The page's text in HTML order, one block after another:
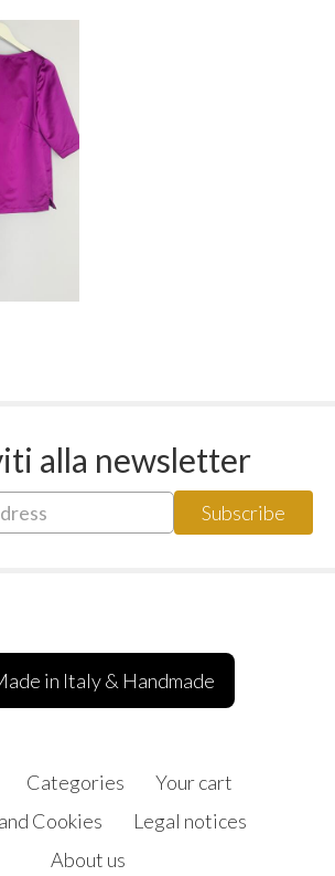
alla newsletter
in Italy & Handmade
Categories
Your cart
Cookies
Legal notices
About us